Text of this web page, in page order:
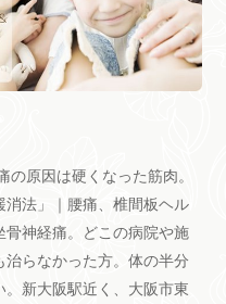
原因は硬くなった筋肉。
法」｜腰痛、椎間板ヘル
骨神経痛。どこの病院や施
らなかった方。体の半分
新大阪駅近く、大阪市東